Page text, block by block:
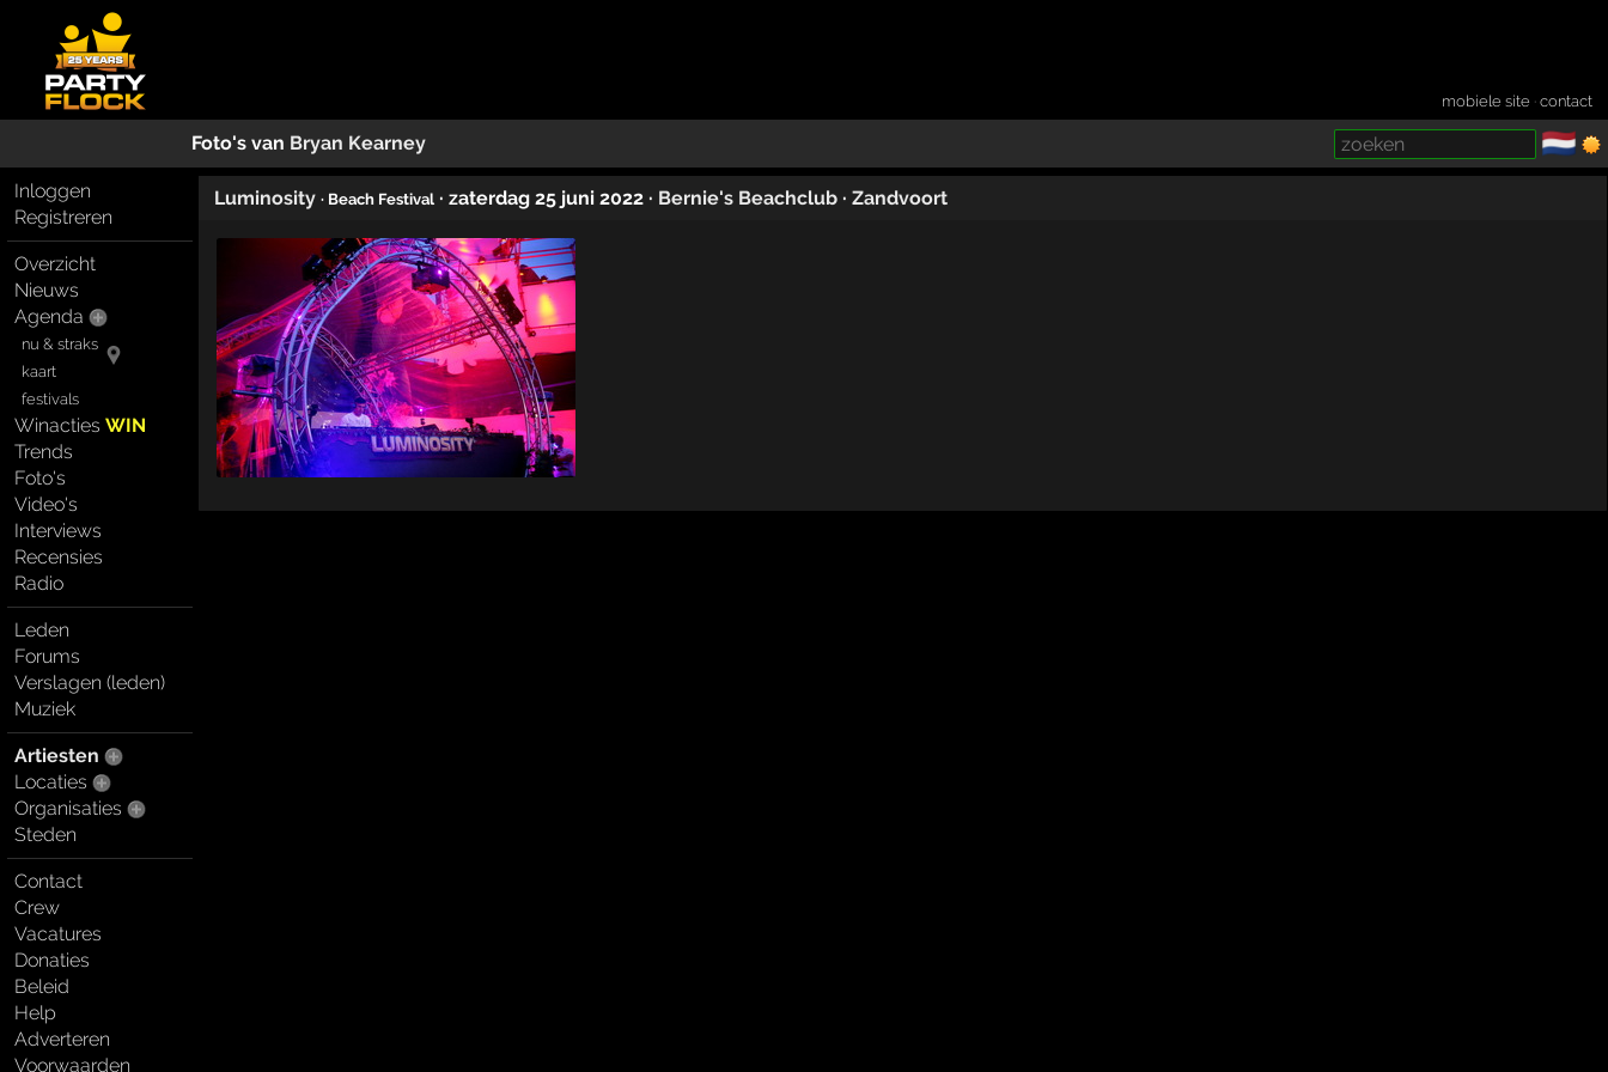
mobiele site ·contact
Foto's van Bryan Kearney 🇳🇱
Inloggen
Registreren
Overzicht
Nieuws
Agenda
nu & straks
kaart
festivals
WinactiesWIN
Trends
Foto's
Video's
Interviews
Recensies
Radio
Leden
Forums
Verslagen (leden)
Muziek
Artiesten
Locaties
Organisaties
Steden
Contact
Crew
Vacatures
Donaties
Beleid
Help
Adverteren
Voorwaarden
Luminosity · Beach Festival · zaterdag 25 juni 2022 · Bernie's Beachclub · Zandvoort